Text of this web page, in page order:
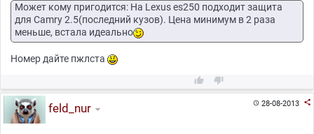
Может кому пригодится: На Lexus es250 подходит защита
для Camry 2.5(последний кузов). Цена минимум в 2 раза
меньше, встала идеально
Номер дайте пжлста
 
28-08-2013 
feld_nur